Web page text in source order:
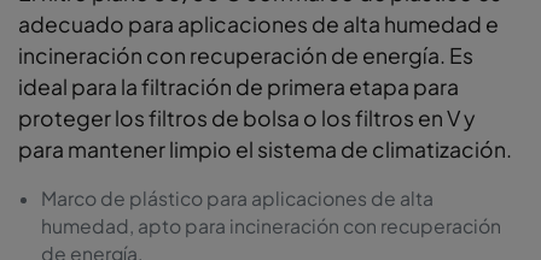
adecuado para aplicaciones de alta humedad e
incineración con recuperación de energía. Es
ideal para la filtración de primera etapa para
proteger los filtros de bolsa o los filtros en V y
para mantener limpio el sistema de climatización.
Marco de plástico para aplicaciones de alta
humedad, apto para incineración con recuperación
de energía.